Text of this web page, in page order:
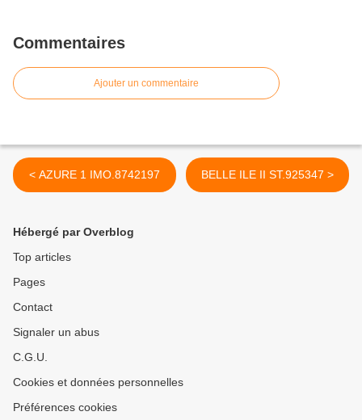
Commentaires
Ajouter un commentaire
< AZURE 1 IMO.8742197 BELLE ILE II ST.925347 >
Hébergé par Overblog
Top articles
Pages
Contact
Signaler un abus
C.G.U.
Cookies et données personnelles
Préférences cookies